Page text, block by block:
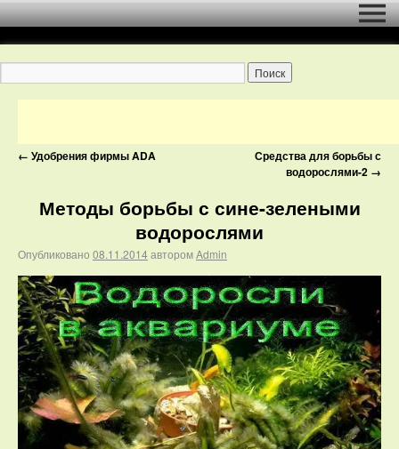
← Удобрения фирмы ADA
Средства для борьбы с
водорослями-2 →
Методы борьбы с сине-зелеными
водорослями
Опубликовано 08.11.2014авторомAdmin